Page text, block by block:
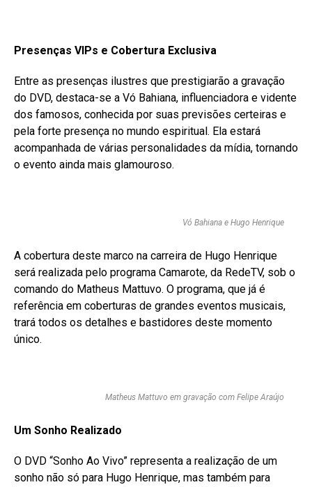
Presenças VIPs e Cobertura Exclusiva
Entre as presenças ilustres que prestigiarão a gravação
do DVD, destaca-se a Vó Bahiana, influenciadora e vidente
dos famosos, conhecida por suas previsões certeiras e
pela forte presença no mundo espiritual. Ela estará
acompanhada de várias personalidades da mídia, tornando
o evento ainda mais glamouroso.
Vó Bahiana e Hugo Henrique
A cobertura deste marco na carreira de Hugo Henrique
será realizada pelo programa Camarote, da RedeTV, sob o
comando do Matheus Mattuvo. O programa, que já é
referência em coberturas de grandes eventos musicais,
trará todos os detalhes e bastidores deste momento
único.
Matheus Mattuvo em gravação com Felipe Araújo
Um Sonho Realizado
O DVD “Sonho Ao Vivo” representa a realização de um
sonho não só para Hugo Henrique, mas também para